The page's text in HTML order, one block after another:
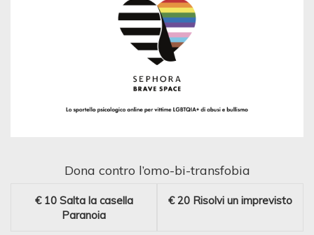
Dona contro l’omo-bi-transfobia
€ 10 Salta la casella
Paranoia
€ 20 Risolvi un imprevisto